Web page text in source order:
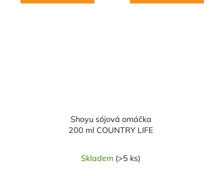
Shoyu sójová omáčka
200 ml COUNTRY LIFE
Skladem (>5 ks)